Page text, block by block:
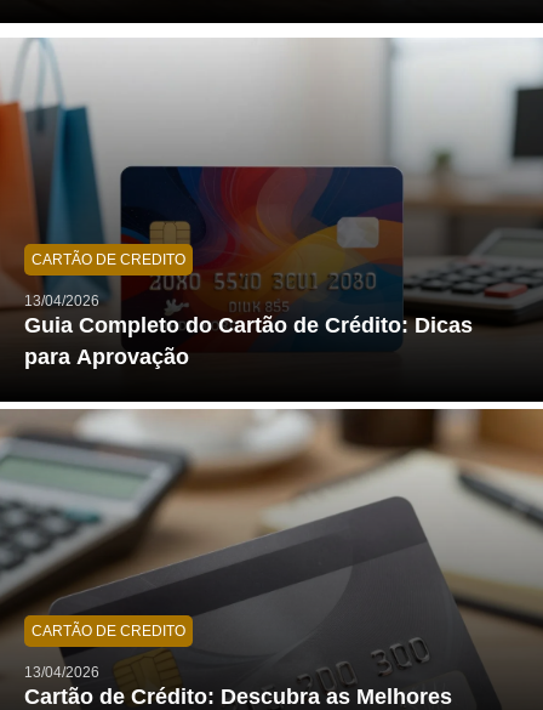
CARTÃO DE CREDITO
13/04/2026
Guia Completo do Cartão de Crédito: Dicas
para Aprovação
CARTÃO DE CREDITO
13/04/2026
Cartão de Crédito: Descubra as Melhores